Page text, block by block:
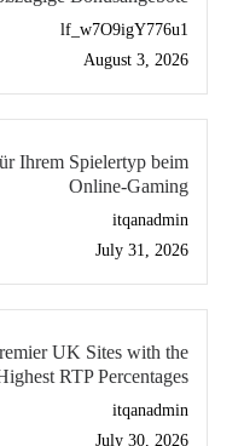
lf_w7O9igY776u1
August 3, 2026
Ihrem Spielertyp beim
Online-Gaming
itqanadmin
July 31, 2026
UK Sites with the
RTP Percentages
itqanadmin
July 30, 2026